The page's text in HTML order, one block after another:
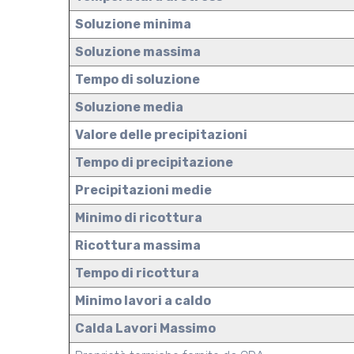
Soluzione minima
Soluzione massima
Tempo di soluzione
Soluzione media
Valore delle precipitazioni
Tempo di precipitazione
Precipitazioni medie
Minimo di ricottura
Ricottura massima
Tempo di ricottura
Minimo lavori a caldo
Calda Lavori Massimo